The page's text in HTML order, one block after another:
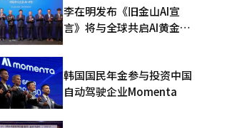
李在明发布《旧金山AI宣
言》将与全球共启AI黄金时
韩国国民年金参与投资中国
自动驾驶企业Momenta